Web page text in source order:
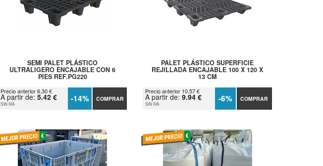
SEMI PALET PLÁSTICO
ULTRALIGERO ENCAJABLE CON 6
PIES REF.PG220
Precio anterior 6.30 €
A partir de: 5.42 €
SIN IVA -14% COMPRAR
PALET PLÁSTICO SUPERFICIE
REJILLADA ENCAJABLE 100 X 120 X
13 CM
Precio anterior 10.57 €
A partir de:9.94 €
SIN IVA -6% COMPRAR